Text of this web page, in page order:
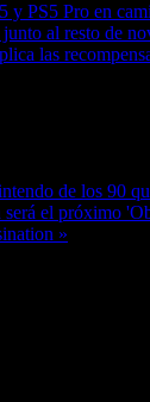
y PS5 Pro en
al resto de
las
de los 90
el próximo
»